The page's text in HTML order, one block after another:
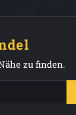
zu finden.